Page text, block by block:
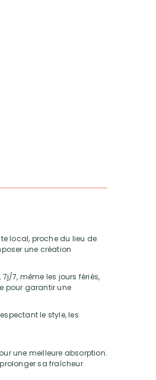
local, proche du lieu de
une création
7, même les jours fériés,
pour garantir une
le style, les
une meilleure absorption.
sa fraîcheur.